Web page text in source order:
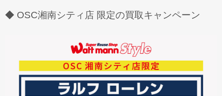
◆ OSC湘南シティ店 限定の買取キャンペーン